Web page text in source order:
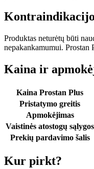
Produktas neturėtų būti
nepakankamumui.
Kaina ir
Kaina Prostan Plus
Pristatymo greitis
Apmokėjimas
Vaistinės atostogų sąlygos
Prekių pardavimo šalis
Kur pirkt?